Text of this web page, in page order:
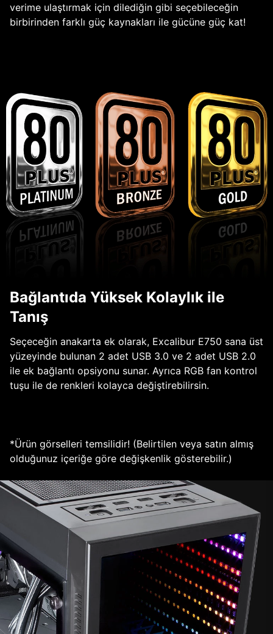
verime ulaştırmak için dilediğin gibi seçebileceğin
birbirinden farklı güç kaynakları ile gücüne güç kat!
Bağlantıda Yüksek Kolaylık ile
Tanış
Seçeceğin anakarta ek olarak, Excalibur E750 sana üst
yüzeyinde bulunan 2 adet USB 3.0 ve 2 adet USB 2.0
ile ek bağlantı opsiyonu sunar. Ayrıca RGB fan kontrol
tuşu ile de renkleri kolayca değiştirebilirsin.
*Ürün görselleri temsilidir! (Belirtilen veya satın almış
olduğunuz içeriğe göre değişkenlik gösterebilir.)